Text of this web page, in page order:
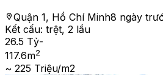
Quận 1, Hồ Chí Minh8 ngày
Kết cấu: trệt, 2 lầu
26.5 Tỷ-
117.6m2
~ 225 Triệu/m2